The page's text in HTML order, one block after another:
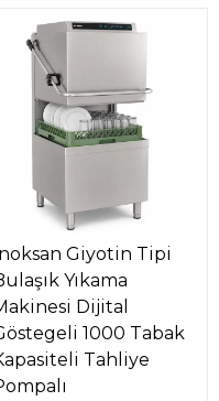
Giyotin Tipi
Yıkama
Dijital
1000 Tabak
Tahliye